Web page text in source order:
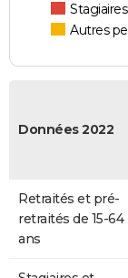
Autres
Données 2022
Retraités et pré-
retraités de 15-64
ans